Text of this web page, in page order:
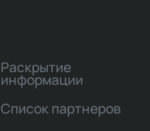
Раскрытие
информации
Список партнеров